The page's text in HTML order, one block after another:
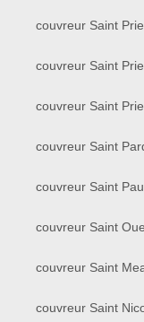
couvreur Saint
couvreur Saint
couvreur Saint
couvreur Saint
couvreur Saint
couvreur Saint
couvreur Saint
couvreur Saint